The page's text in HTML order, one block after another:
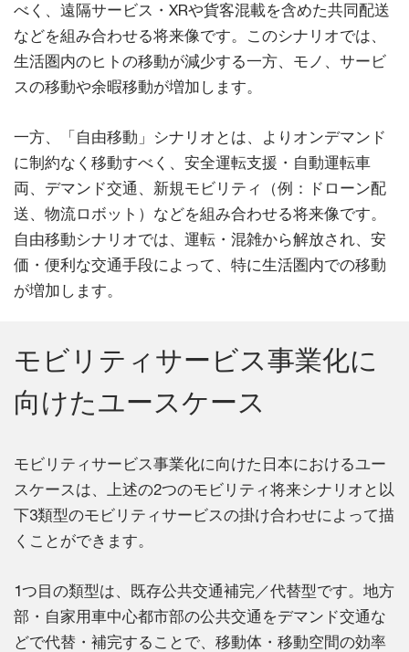
べく、遠隔サービス・XRや貨客混載を含めた共同配送
などを組み合わせる将来像です。このシナリオでは、
生活圏内のヒトの移動が減少する一方、モノ、サービ
スの移動や余暇移動が増加します。
一方、「自由移動」シナリオとは、よりオンデマンド
に制約なく移動すべく、安全運転支援・自動運転車
両、デマンド交通、新規モビリティ（例：ドローン配
送、物流ロボット）などを組み合わせる将来像です。
自由移動シナリオでは、運転・混雑から解放され、安
価・便利な交通手段によって、特に生活圏内での移動
が増加します。
モビリティサービス事業化に
向けたユースケース
モビリティサービス事業化に向けた日本におけるユー
スケースは、上述の2つのモビリティ将来シナリオと以
下3類型のモビリティサービスの掛け合わせによって描
くことができます。
1つ目の類型は、既存公共交通補完／代替型です。地方
部・自家用車中心都市部の公共交通をデマンド交通な
どで代替・補完することで、移動体・移動空間の効率